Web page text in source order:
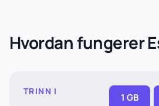
Hvordan fungerer
TRINN I
1 GB